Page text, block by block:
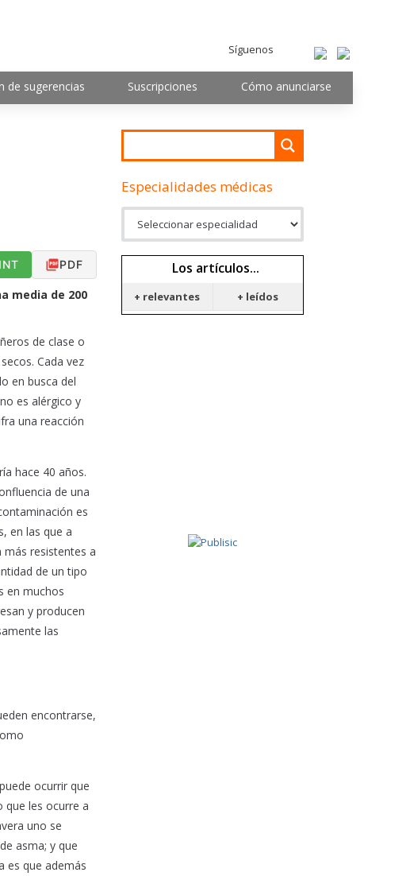
Síguenos
de sugerencias Suscripciones Cómo anunciarse
PDF
media de 200
de clase o
Cada vez
en busca del
es alérgico y
una reacción
hace 40 años.
de una
es
en las que a
más resistentes a
de un tipo
en muchos
y producen
las
encontrarse,
ocurrir que
que les ocurre a
uno se
asma; y que
es que además
Especialidades médicas
Los artículos...
+ relevantes + leídos